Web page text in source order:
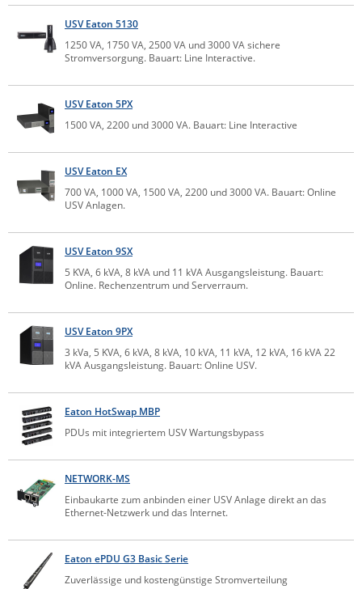
Westermo
Yuasa
News zu unseren Herstellern
USV Eaton 5130
1250 VA, 1750 VA, 2500 VA und 3000 VA sichere
Stromversorgung. Bauart: Line Interactive.
USV Eaton 5PX
1500 VA, 2200 und 3000 VA. Bauart: Line Interactive
USV Eaton EX
700 VA, 1000 VA, 1500 VA, 2200 und 3000 VA. Bauart: Online
USV Anlagen.
USV Eaton 9SX
5 KVA, 6 kVA, 8 kVA und 11 kVA Ausgangsleistung. Bauart:
Online. Rechenzentrum und Serverraum.
USV Eaton 9PX
3 kVa, 5 KVA, 6 kVA, 8 kVA, 10 kVA, 11 kVA, 12 kVA, 16 kVA 22
kVA Ausgangsleistung. Bauart: Online USV.
Eaton HotSwap MBP
PDUs mit integriertem USV Wartungsbypass
NETWORK-MS
Einbaukarte zum anbinden einer USV Anlage direkt an das
Ethernet-Netzwerk und das Internet.
Eaton ePDU G3 Basic Serie
Zuverlässige und kostengünstige Stromverteilung